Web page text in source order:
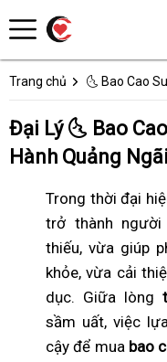
Trang chủ 🌜 Bao Cao
Đại Lý 🌜 Bao
Hành Quảng
Trong thời đại
trở thành
thiếu, vừa giúp
khỏe, vừa cải
dục. Giữa lòng
sầm uất, việc
cậy để mua bao